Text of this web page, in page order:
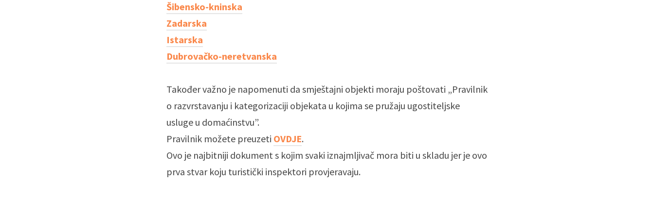
Šibensko-kninska
Zadarska
Istarska
Dubrovačko-neretvanska
Također važno je napomenuti da smještajni objekti moraju poštovati „Pravilnik
o razvrstavanju i kategorizaciji objekata u kojima se pružaju ugostiteljske
usluge u domaćinstvu”.
Pravilnik možete preuzeti OVDJE.
Ovo je najbitniji dokument s kojim svaki iznajmljivač mora biti u skladu jer je ovo
prva stvar koju turistički inspektori provjeravaju.